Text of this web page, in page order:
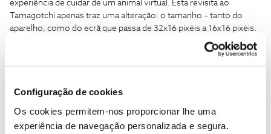
Configuração de cookies
Os cookies permitem-nos proporcionar lhe uma
experiência de navegação personalizada e segura.
experiência de cuidar de um animal virtual. Esta revisita ao
Tamagotchi apenas traz uma alteração: o tamanho – tanto do
aparelho, como do ecrã que passa de 32x16 pixéis a 16x16 pixéis.
A Bandai garante que esta é a única diferença da nova edição do
Portugal, ou até mesmo na Europa (mas podemos fazer figas! 🆒)